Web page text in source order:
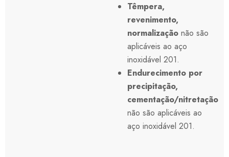
Têmpera,
revenimento,
normalização não são
aplicáveis ao aço
inoxidável 201.
Endurecimento por
precipitação,
cementação/nitretação
não são aplicáveis ao
aço inoxidável 201.